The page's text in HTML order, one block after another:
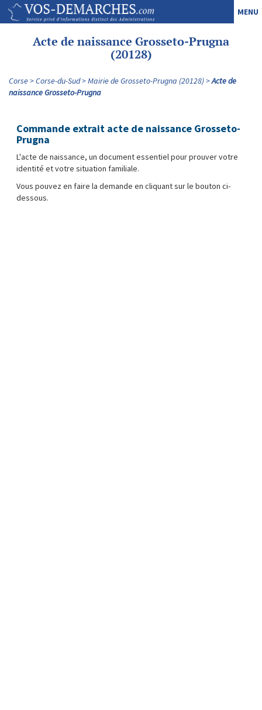
MENU
Acte de naissance Grosseto-Prugna
(20128)
Corse Corse-du-Sud Mairie de Grosseto-Prugna (20128)
Acte de
naissance Grosseto-Prugna
Commande extrait acte de naissance Grosseto-
Prugna
L'acte de naissance, un document essentiel pour prouver votre
identité et votre situation familiale.
Vous pouvez en faire la demande en cliquant sur le bouton ci-
dessous.